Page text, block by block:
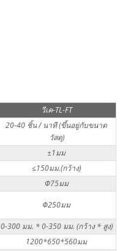
วีเค-TL-FT
20-40 ชิ้น / นาที (ขึ้นอยู่กับขนาด
วัสดุ)
±1มม
≤150มม.(กว้าง)
Φ75มม
Φ250มม
0-300 มม. * 0-350 มม. (กว้าง * สูง)
1200*650*560มม